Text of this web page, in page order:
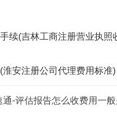
续(吉林工商注册营业执照
安注册公司代理费用标准)
-评估报告怎么收费用一